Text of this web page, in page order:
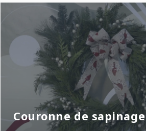
Couronne de sapinage